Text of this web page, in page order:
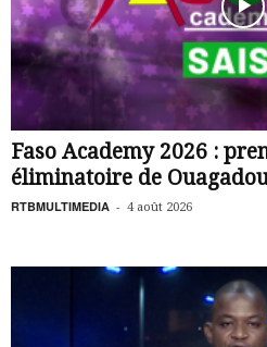
Faso Academy 2026 :
éliminatoire de
RTBMULTIMEDIA - 4 août 2026